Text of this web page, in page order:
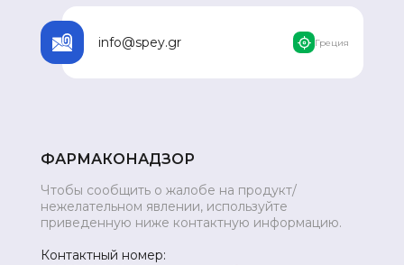
info@spey.gr Греция
ФАРМАКОНАДЗОР
Чтобы сообщить о жалобе на продукт/
нежелательном явлении, используйте
приведенную ниже контактную информацию.
Контактный номер: